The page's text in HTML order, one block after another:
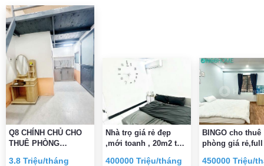
Q8 CHÍNH CHỦ CHO
THUÊ PHÒNG
3.8 Triệu/tháng
Nhà trọ giá rẻ đẹp
,mới toanh , 20m2 tại
400000 Triệu/tháng
BINGO cho thuê
phòng giá
450000 Triệu/